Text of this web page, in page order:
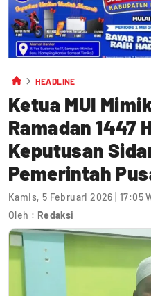
HEADLINE
Ketua MUI
Ramadan 1447
Keputusan
Pemerintah
Kamis, 5 Februari 2026 | 17:05
Oleh : Redaksi